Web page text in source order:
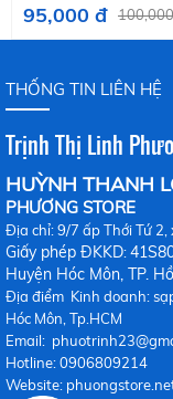
95,000 đ
THỐNG TIN LIÊN HỆ
Trịnh Thị Linh
HUỲNH THANH
PHƯƠNG STORE
Địa chỉ: 9/7 ấp Thới Tứ 2,
Giấy phép ĐKKD:
Huyện Hóc Môn, TP.
Địa điểm Kinh doanh:
Hóc Môn, Tp.HCM
Email:
Hotline: 0906809214
Website: